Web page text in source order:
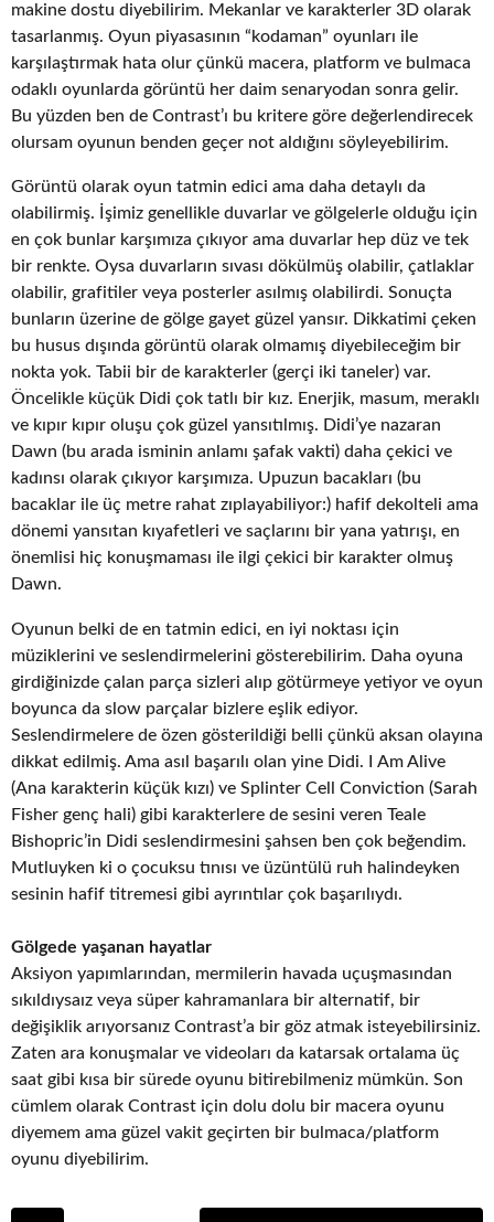
makine dostu diyebilirim. Mekanlar ve karakterler 3D olarak
tasarlanmış. Oyun piyasasının “kodaman” oyunları ile
karşılaştırmak hata olur çünkü macera, platform ve bulmaca
odaklı oyunlarda görüntü her daim senaryodan sonra gelir.
Bu yüzden ben de Contrast’ı bu kritere göre değerlendirecek
olursam oyunun benden geçer not aldığını söyleyebilirim.
Görüntü olarak oyun tatmin edici ama daha detaylı da
olabilirmiş. İşimiz genellikle duvarlar ve gölgelerle olduğu için
en çok bunlar karşımıza çıkıyor ama duvarlar hep düz ve tek
bir renkte. Oysa duvarların sıvası dökülmüş olabilir, çatlaklar
olabilir, grafitiler veya posterler asılmış olabilirdi. Sonuçta
bunların üzerine de gölge gayet güzel yansır. Dikkatimi çeken
bu husus dışında görüntü olarak olmamış diyebileceğim bir
nokta yok. Tabii bir de karakterler (gerçi iki taneler) var.
Öncelikle küçük Didi çok tatlı bir kız. Enerjik, masum, meraklı
ve kıpır kıpır oluşu çok güzel yansıtılmış. Didi’ye nazaran
Dawn (bu arada isminin anlamı şafak vakti) daha çekici ve
kadınsı olarak çıkıyor karşımıza. Upuzun bacakları (bu
bacaklar ile üç metre rahat zıplayabiliyor:) hafif dekolteli ama
dönemi yansıtan kıyafetleri ve saçlarını bir yana yatırışı, en
önemlisi hiç konuşmaması ile ilgi çekici bir karakter olmuş
Dawn.
Oyunun belki de en tatmin edici, en iyi noktası için
müziklerini ve seslendirmelerini gösterebilirim. Daha oyuna
girdiğinizde çalan parça sizleri alıp götürmeye yetiyor ve oyun
boyunca da slow parçalar bizlere eşlik ediyor.
Seslendirmelere de özen gösterildiği belli çünkü aksan olayına
dikkat edilmiş. Ama asıl başarılı olan yine Didi. I Am Alive
(Ana karakterin küçük kızı) ve Splinter Cell Conviction (Sarah
Fisher genç hali) gibi karakterlere de sesini veren Teale
Bishopric’in Didi seslendirmesini şahsen ben çok beğendim.
Mutluyken ki o çocuksu tınısı ve üzüntülü ruh halindeyken
sesinin hafif titremesi gibi ayrıntılar çok başarılıydı.
Gölgede yaşanan hayatlar
Aksiyon yapımlarından, mermilerin havada uçuşmasından
sıkıldıysaız veya süper kahramanlara bir alternatif, bir
değişiklik arıyorsanız Contrast’a bir göz atmak isteyebilirsiniz.
Zaten ara konuşmalar ve videoları da katarsak ortalama üç
saat gibi kısa bir sürede oyunu bitirebilmeniz mümkün. Son
cümlem olarak Contrast için dolu dolu bir macera oyunu
diyemem ama güzel vakit geçirten bir bulmaca/platform
oyunu diyebilirim.